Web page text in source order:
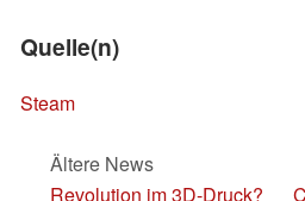
Quelle(n)
Steam
Ältere News
Revolution im 3D-Druck?